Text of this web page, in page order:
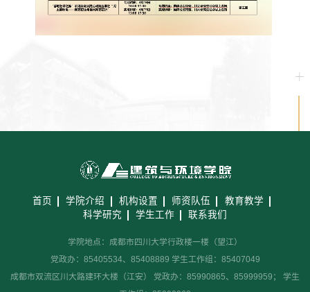
首页 学院介绍 机构设置 师资队伍
教育教学
科学研究
学生工作 联系我们
学院地点：成都市四川大学行政楼一楼（望江）
党政办：85405534、85408889 学生工作组：85407049
成都市双流区川大路建环大楼（江安） 党政办：85990865、85999959； 学生